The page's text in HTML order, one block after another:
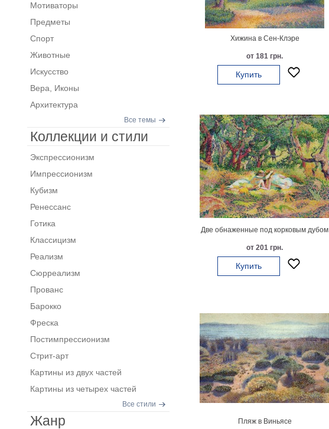
Хижина в Сен-Клэре
от 181 грн.
Купить
Две обнаженные под корковым дубом
от 201 грн.
Купить
Пляж в Виньясе
Мотиваторы
Предметы
Спорт
Животные
Искусство
Вера, Иконы
Архитектура
Все темы
Коллекции и стили
Экспрессионизм
Импрессионизм
Кубизм
Ренессанс
Готика
Классицизм
Реализм
Сюрреализм
Прованс
Барокко
Фреска
Постимпрессионизм
Стрит-арт
Картины из двух частей
Картины из четырех частей
Все стили
Жанр